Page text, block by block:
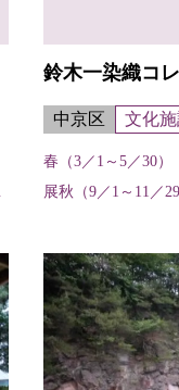
鈴木一染織コ
中京区 文化
春（3／1～5／30
展秋（9／1～11／